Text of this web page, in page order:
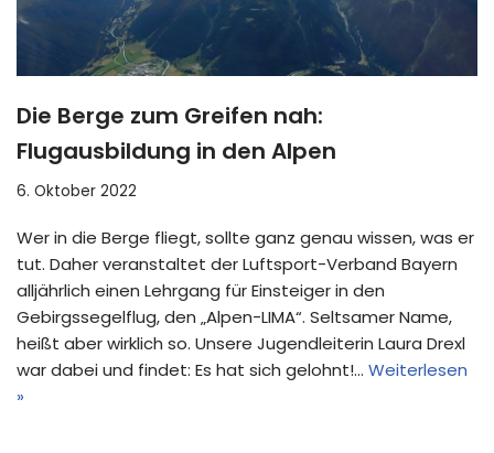
Die Berge zum Greifen nah:
Flugausbildung in den Alpen
6. Oktober 2022
Wer in die Berge fliegt, sollte ganz genau wissen, was er
tut. Daher veranstaltet der Luftsport-Verband Bayern
alljährlich einen Lehrgang für Einsteiger in den
Gebirgssegelflug, den „Alpen-LIMA“. Seltsamer Name,
heißt aber wirklich so. Unsere Jugendleiterin Laura Drexl
war dabei und findet: Es hat sich gelohnt!… Weiterlesen
»